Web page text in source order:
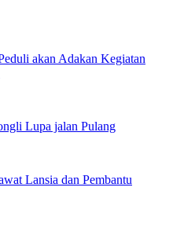
akan Adakan Kegiatan
Lupa jalan Pulang
Lansia dan Pembantu